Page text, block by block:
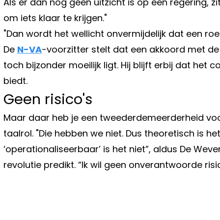
om iets klaar te krijgen."
"Dan wordt het wellicht onvermijdelijk dat een
De N-VA-voorzitter stelt dat een akkoord met
toch bijzonder moeilijk ligt. Hij blijft erbij dat het
biedt.
Geen risico's
Maar daar heb je een tweederdemeerderheid
taalrol. "Die hebben we niet. Dus theoretisch is
‘operationaliseerbaar’ is het niet”, aldus De
revolutie predikt. “Ik wil geen onverantwoorde